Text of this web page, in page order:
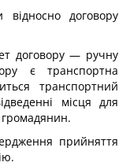
відносно договору
договору — ручну
є транспортна
транспортний
місця для
громадянин.
прийняття